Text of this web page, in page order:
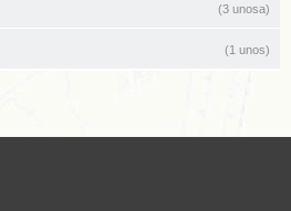
(3 unosa)
(1 unos)